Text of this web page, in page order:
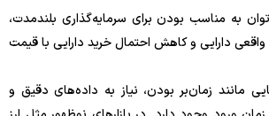
به مناسب بودن برای سرمایه‌گذاری بلندمدت،
واقعی دارایی و کاهش احتمال خرید دارایی با قیمت
مانند زمان‌بر بودن، نیاز به داده‌های دقیق و